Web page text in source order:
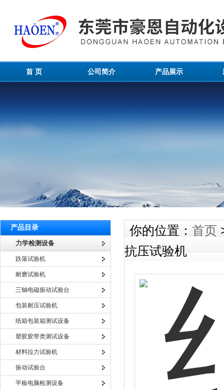
首 页 公司简介 产品展示
产品目录
力学检测设备
跌落试验机
耐磨试验机
三轴电磁振动试验台
包装耐压试验机
纸箱包装箱测试设备
塑胶胶带类测试设备
材料拉力试验机
振动试验台
平板电脑检测设备
你的位置： 首页
抗压试验机